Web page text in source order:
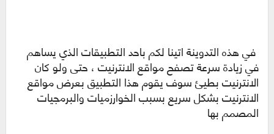
في هذه التدوينة اتينا لكم باحد التطبيقات الذي يساهم
في زيادة سرعة تصفح مواقع الانترنيت ، حتى ولو كان
الانترنيت بطيئ سوف يقوم هذا التطبيق بعرض مواقع
الانترنيت بشكل سريع بسبب الخوارزميات والبرمجيات
المصمم بها